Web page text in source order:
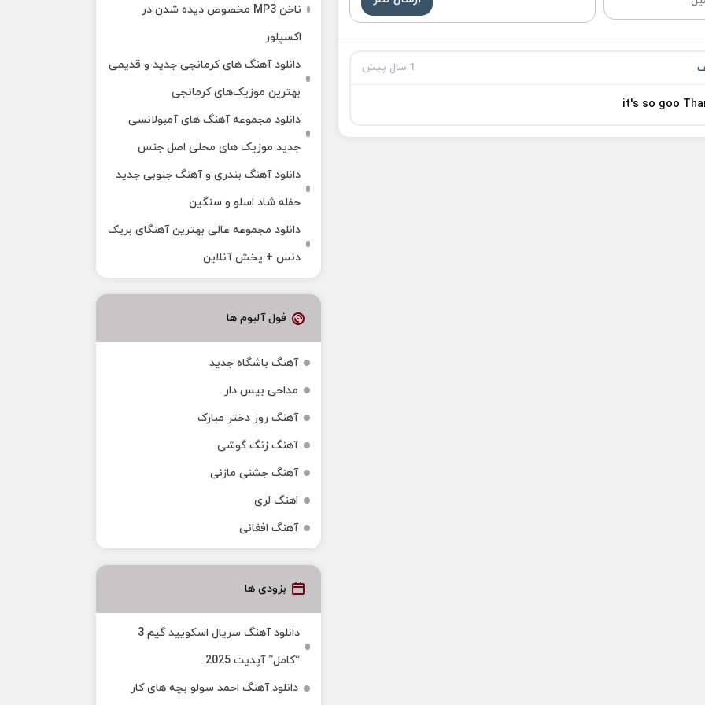
1 سال پیش
it's so goo
ناخن MP3 مخصوص دیده شدن در
اکسپلور
دانلود آهنگ‌ های کرمانجی جدید و قدیمی
بهترین موزیک‌های کرمانجی
دانلود مجموعه آهنگ های آمبولانسی
جدید موزیک های محلی اصل جنس
دانلود آهنگ بندری و آهنگ جنوبی جدید
حفله شاد اسلو و سنگین
دانلود مجموعه عالی بهترین آهنگای بریک
دنس + پخش آنلاین
فول آلبوم ها
آهنگ باشگاه جدید
مداحی بیس دار
آهنگ روز دختر مبارک
آهنگ زنگ گوشی
آهنگ جشنی مازنی
اهنگ لری
آهنگ افغانی
بزودی ها
دانلود آهنگ سریال اسکویید گیم 3
“کامل” آپدیت 2025
دانلود آهنگ احمد سولو بچه های کار